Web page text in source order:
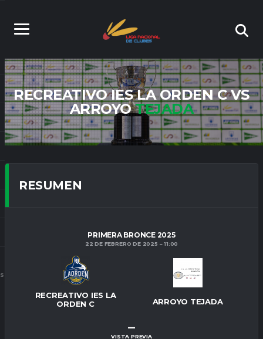
RECREATIVO IES LA ORDEN C VS
ARROYOTEJADA
RESUMEN
PRIMERA BRONCE 2025
22 DE FEBRERO DE 2025 11:00
RECREATIVO IES LA
ORDEN C
ARROYO TEJADA
–
VISTA PREVIA